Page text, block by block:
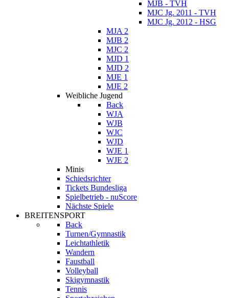
MJB - TVH
MJC Jg. 2011 - TVH
MJC Jg. 2012 - HSG
MJA 2
MJB 2
MJC 2
MJD 1
MJD 2
MJE 1
MJE 2
Weibliche Jugend
Back
WJA
WJB
WJC
WJD
WJE 1
WJE 2
Minis
Schiedsrichter
Tickets Bundesliga
Spielbetrieb - nuScore
Nächste Spiele
BREITENSPORT
Back
Turnen/Gymnastik
Leichtathletik
Wandern
Faustball
Volleyball
Skigymnastik
Tennis